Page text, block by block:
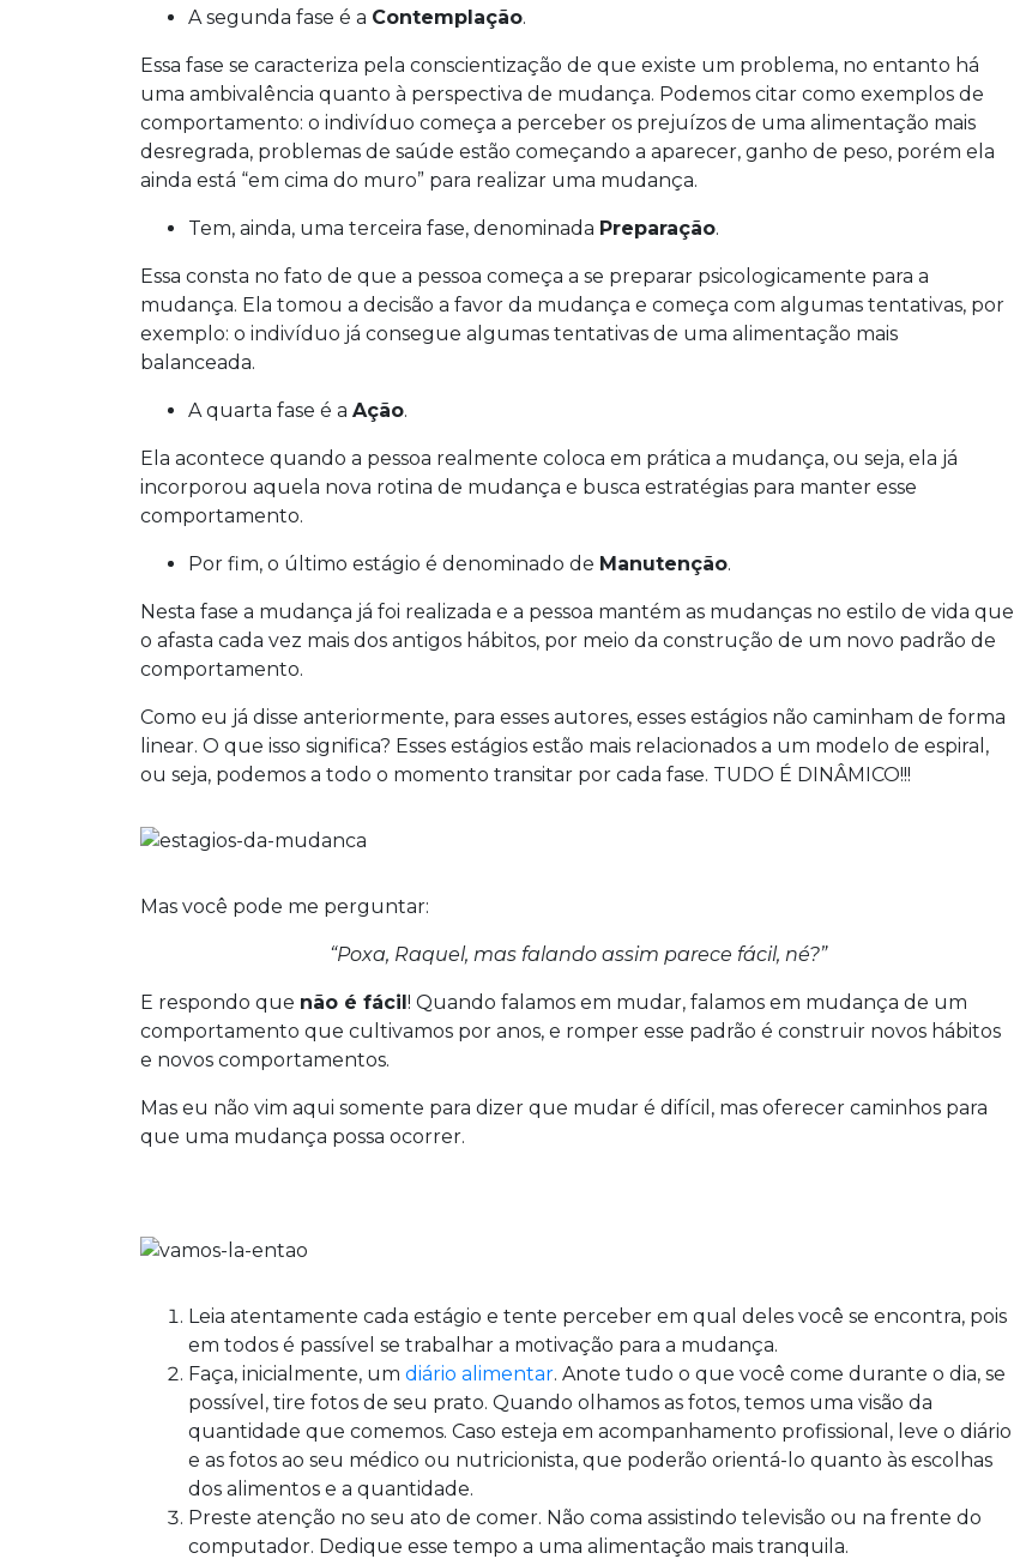
A segunda fase é a Contemplação.
Essa fase se caracteriza pela conscientização de que existe um problema, no entanto há
uma ambivalência quanto à perspectiva de mudança. Podemos citar como exemplos de
comportamento: o indivíduo começa a perceber os prejuízos de uma alimentação mais
desregrada, problemas de saúde estão começando a aparecer, ganho de peso, porém ela
ainda está “em cima do muro” para realizar uma mudança.
Tem, ainda, uma terceira fase, denominada Preparação.
Essa consta no fato de que a pessoa começa a se preparar psicologicamente para a
mudança. Ela tomou a decisão a favor da mudança e começa com algumas tentativas, por
exemplo: o indivíduo já consegue algumas tentativas de uma alimentação mais
balanceada.
A quarta fase é a Ação.
Ela acontece quando a pessoa realmente coloca em prática a mudança, ou seja, ela já
incorporou aquela nova rotina de mudança e busca estratégias para manter esse
comportamento.
Por fim, o último estágio é denominado de Manutenção.
Nesta fase a mudança já foi realizada e a pessoa mantém as mudanças no estilo de vida que
o afasta cada vez mais dos antigos hábitos, por meio da construção de um novo padrão de
comportamento.
Como eu já disse anteriormente, para esses autores, esses estágios não caminham de forma
linear. O que isso significa? Esses estágios estão mais relacionados a um modelo de espiral,
ou seja, podemos a todo o momento transitar por cada fase. TUDO É DINÂMICO!!!
Mas você pode me perguntar:
“Poxa, Raquel, mas falando assim parece fácil, né?”
E respondo que não é fácil! Quando falamos em mudar, falamos em mudança de um
comportamento que cultivamos por anos, e romper esse padrão é construir novos hábitos
e novos comportamentos.
Mas eu não vim aqui somente para dizer que mudar é difícil, mas oferecer caminhos para
que uma mudança possa ocorrer.
Leia atentamente cada estágio e tente perceber em qual deles você se encontra, pois
em todos é passível se trabalhar a motivação para a mudança.
Faça, inicialmente, um diário alimentar. Anote tudo o que você come durante o dia, se
possível, tire fotos de seu prato. Quando olhamos as fotos, temos uma visão da
quantidade que comemos. Caso esteja em acompanhamento profissional, leve o diário
e as fotos ao seu médico ou nutricionista, que poderão orientá-lo quanto às escolhas
dos alimentos e a quantidade.
Preste atenção no seu ato de comer. Não coma assistindo televisão ou na frente do
computador. Dedique esse tempo a uma alimentação mais tranquila.